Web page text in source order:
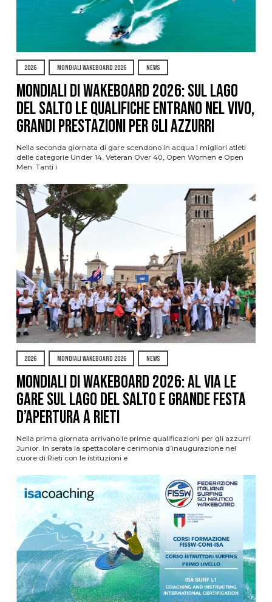
2026 MONDIALI WAKEBOARD 2026 NEWS
Mondiali di Wakeboard 2026: sul Lago
del Salto le qualifiche entrano nel vivo,
grandi prestazioni per gli azzurri
Nella seconda giornata di gare scendono in acqua i migliori atleti
delle categorie Under 14, Veteran Over 40, Open Women e Open
Men. Tanti i
2026 MONDIALI WAKEBOARD 2026 NEWS
Mondiali di Wakeboard 2026: al via le
gare sul Lago del Salto e grande festa
d’apertura a Rieti
Nella prima giornata arrivano le prime qualificazioni per gli azzurri
Junior. In serata la spettacolare cerimonia d’inaugurazione nel
cuore di Rieti con le istituzioni e